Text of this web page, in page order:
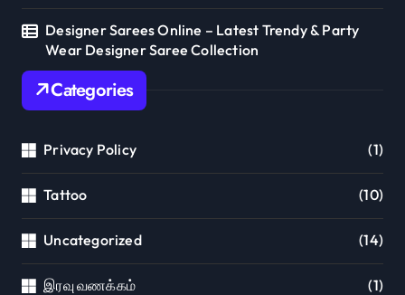
Designer Sarees Online – Latest Trendy & Party
Wear Designer Saree Collection
Categories
Privacy Policy (1)
Tattoo (10)
Uncategorized (14)
இரவு வணக்கம் (1)